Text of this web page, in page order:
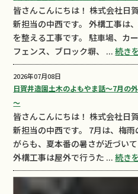
皆さんこんにちは！ 株式会社日
新担当の中西です。 外構工事は
を整える工事です。 駐車場、カ
フェンス、ブロック塀、 ...続き
2026年07月08日
日賀井造園土木のよもやま話～7月の
～
皆さんこんにちは！ 株式会社日
新担当の中西です。 7月は、梅
がらも、夏本番の暑さが近づいて
外構工事は屋外で行うた ...続き